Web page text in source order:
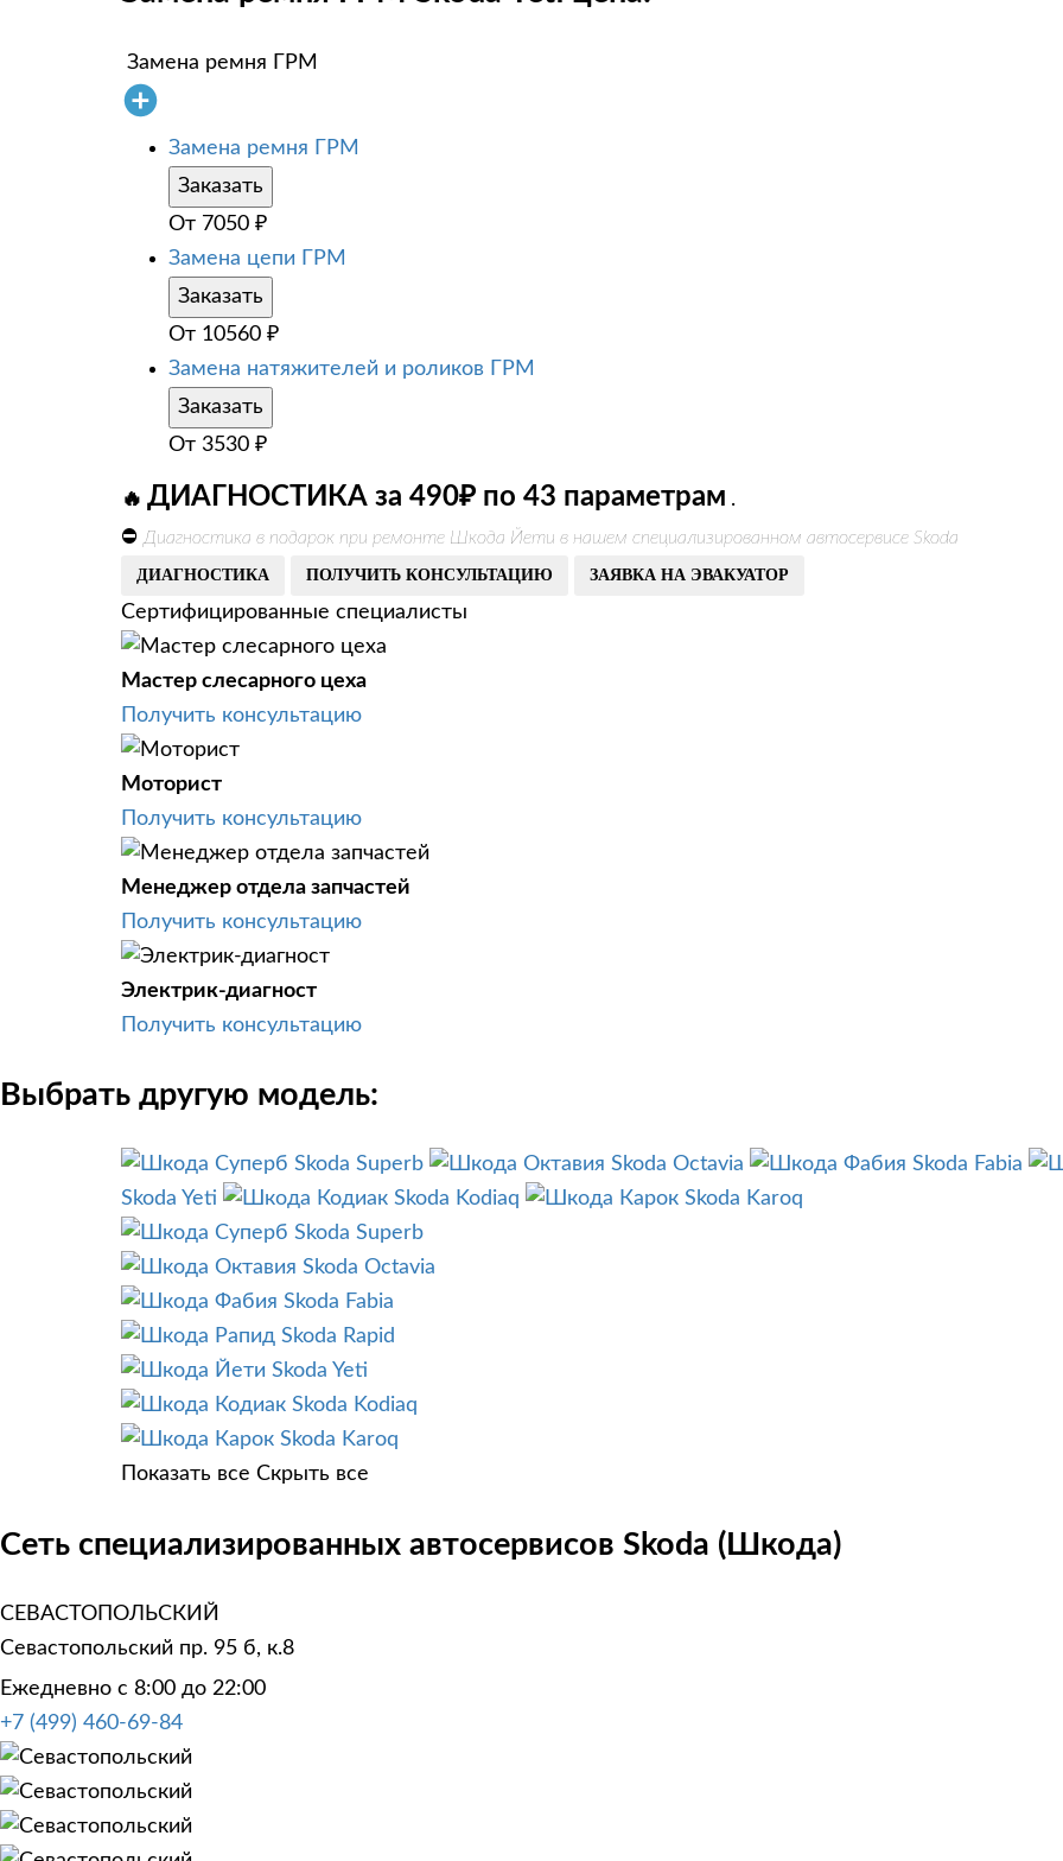
Замена ремня ГРМ
Замена ремня ГРМ
Заказать
От 7050 ₽
Замена цепи ГРМ
Заказать
От 10560 ₽
Замена натяжителей и роликов ГРМ
Заказать
От 3530 ₽
🔥 ДИАГНОСТИКА за 490₽ по 43 параметрам .
⛔ Диагностика в подарок при ремонте Шкода Йети в нашем специализированном автосервисе Skoda
ДИАГНОСТИКА ПОЛУЧИТЬ КОНСУЛЬТАЦИЮ ЗАЯВКА НА ЭВАКУАТОР
Сертифицированные специалисты
Мастер слесарного цеха
Получить консультацию
Моторист
Получить консультацию
Менеджер отдела запчастей
Получить консультацию
Электрик-диагност
Получить консультацию
Выбрать другую модель:
Skoda Superb Skoda Octavia
Skoda Fabia
Skoda Yeti
Skoda Kodiaq
Skoda Karoq
Skoda Superb
Skoda Octavia
Skoda Fabia
Skoda Rapid
Skoda Yeti
Skoda Kodiaq
Skoda Karoq
Показать все Скрыть все
Сеть специализированных автосервисов Skoda (Шкода)
СЕВАСТОПОЛЬСКИЙ
Севастопольский пр. 95 б, к.8
Ежедневно с 8:00 до 22:00
+7 (499) 460-69-84